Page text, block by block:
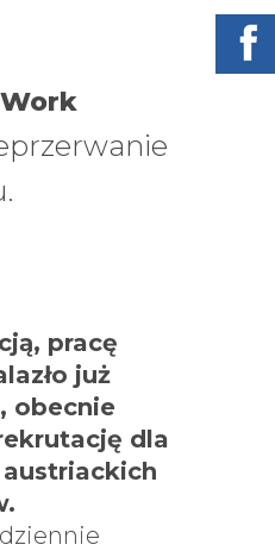
pracę
już
obecnie
dla